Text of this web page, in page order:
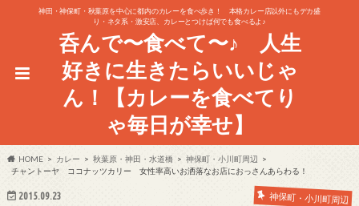
神田・神保町・秋葉原を中心に都内のカレーを食べ歩き！ 本格カレー店以外にもデカ盛
り・ネタ系・激安店、カレーとつけば何でも食べるよ♪
呑んで〜食べて〜♪ 人生
好きに生きたらいいじゃ
ん！【カレーを食べてり
ゃ毎日が幸せ】
HOME カレー 秋葉原・神田・水道橋
神保町・小川町周辺
チャントーヤ ココナッツカリー 女性率高いお洒落なお店におっさんあらわる！
2015.09.23 神保町・小川町周辺